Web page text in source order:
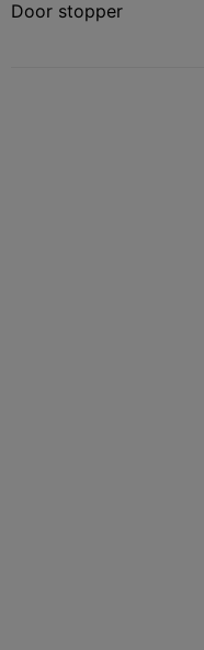
Door stopper